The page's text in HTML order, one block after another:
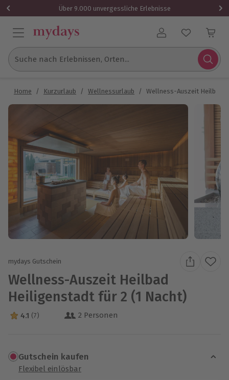
Über 9.000 unvergessliche Erlebnisse
Benutzerkonto
Suche nach Erlebnissen, Orten...
Home / Kurzurlaub / Wellnessurlaub / Wellness-Auszeit Heilbad
mydays Gutschein
Wellness-Auszeit Heilbad
Heiligenstadt für 2 (1 Nacht)
4.1 Sterne von 5 aus 7 Bewertungen
4.1 (7) 2 Personen
Gutschein kaufen
Flexibel einlösbar